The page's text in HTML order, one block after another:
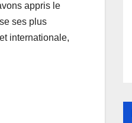
appris le
ses plus
internationale,